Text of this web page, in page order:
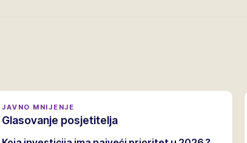
JAVNO MNIJENJE
Glasovanje posjetitelja